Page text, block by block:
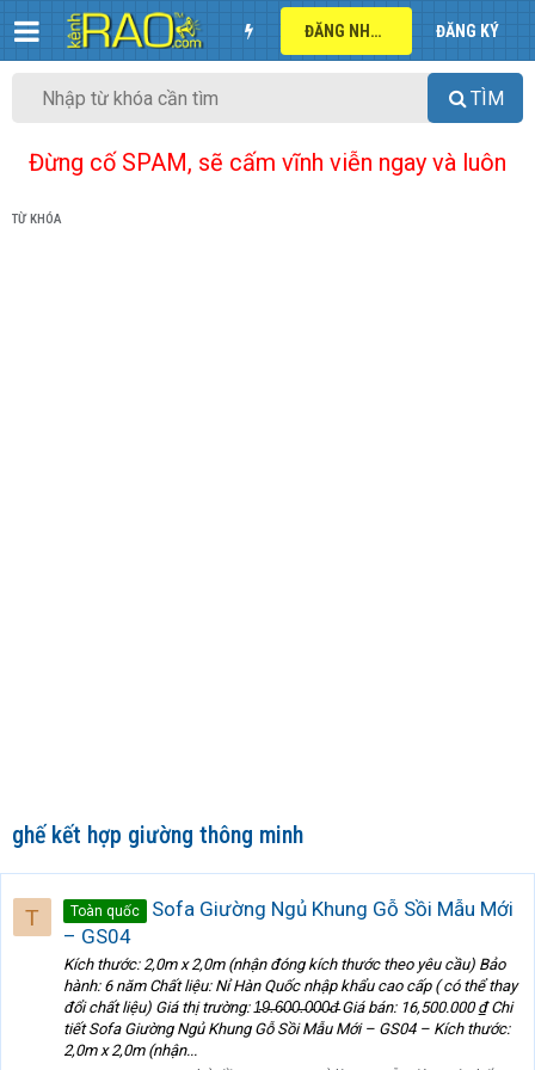
ĐĂNG NHẬP ĐĂNG KÝ
TÌM
Đừng cố SPAM, sẽ cấm vĩnh viễn ngay và luôn
TỪ KHÓA
ghế kết hợp giường thông minh
T Toàn quốc
Sofa Giường Ngủ Khung Gỗ Sồi Mẫu Mới
– GS04
Kích thước: 2,0m x 2,0m (nhận đóng kích thước theo yêu cầu) Bảo
hành: 6 năm Chất liệu: Nỉ Hàn Quốc nhập khẩu cao cấp ( có thể thay
đổi chất liệu) Giá thị trường: 1̵9̵.̵6̵0̵0̵.̵0̵0̵0̵đ̵ Giá bán: 16,500.000 ₫ Chi
tiết Sofa Giường Ngủ Khung Gỗ Sồi Mẫu Mới – GS04 – Kích thước:
2,0m x 2,0m (nhận...